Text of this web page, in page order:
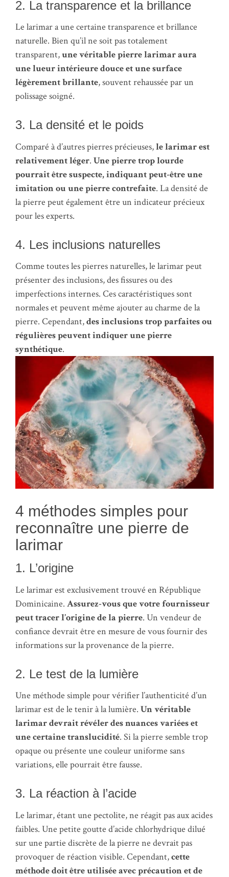
2. La transparence et la brillance
Le larimar a une certaine transparence et brillance
naturelle. Bien qu’il ne soit pas totalement
transparent,une véritable pierre larimar aura
une lueur intérieure douce et une surface
légèrement brillante, souvent rehaussée par un
polissage soigné.
3. La densité et le poids
Comparé à d’autres pierres précieuses,le larimar est
relativement léger. Une pierre trop lourde
pourrait être suspecte, indiquant peut-être une
imitation ou une pierre contrefaite. La densité de
la pierre peut également être un indicateur précieux
pour les experts.
4. Les inclusions naturelles
Comme toutes les pierres naturelles, le larimar peut
présenter des inclusions, des fissures ou des
imperfections internes. Ces caractéristiques sont
normales et peuvent même ajouter au charme de la
pierre. Cependant,des inclusions trop parfaites ou
régulières peuvent indiquer une pierre
synthétique.
4 méthodes simples pour
reconnaître une pierre de
larimar
1. L’origine
Le larimar est exclusivement trouvé en République
Dominicaine. Assurez-vous que votre fournisseur
peut tracer l’origine de la pierre. Un vendeur de
confiance devrait être en mesure de vous fournir des
informations sur la provenance de la pierre.
2. Le test de la lumière
Une méthode simple pour vérifier l’authenticité d’un
larimar est de le tenir à la lumière. Un véritable
larimar devrait révéler des nuances variées et
une certaine translucidité. Si la pierre semble trop
opaque ou présente une couleur uniforme sans
variations, elle pourrait être fausse.
3. La réaction à l’acide
Le larimar, étant une pectolite, ne réagit pas aux acides
faibles. Une petite goutte d’acide chlorhydrique dilué
sur une partie discrète de la pierre ne devrait pas
provoquer de réaction visible. Cependant,cette
méthode doit être utilisée avec précaution et de